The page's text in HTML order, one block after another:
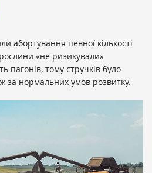
абортування певної кількості
«не ризикували»
пагонів, тому стручків було
за нормальних умов розвитку.